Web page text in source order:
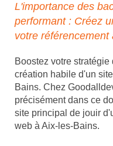
L'importance des
performant : Créez
votre référencement
Boostez votre
création habile d'un
Bains. Chez
précisément dans ce
site principal de jouir
web à Aix-les-Bains.